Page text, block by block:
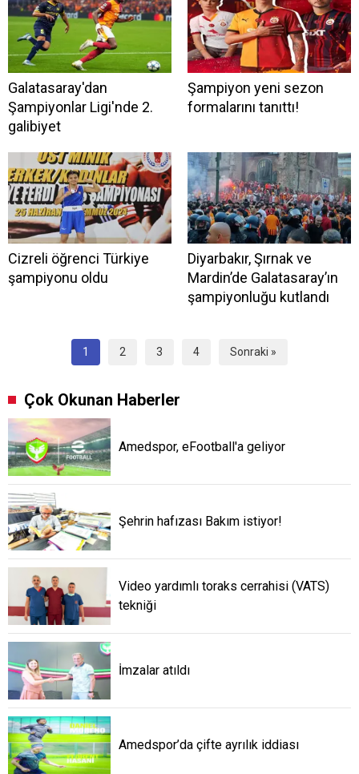
Galatasaray'dan
Şampiyonlar Ligi'nde 2.
galibiyet
Şampiyon yeni sezon
formalarını tanıttı!
Cizreli öğrenci Türkiye
şampiyonu oldu
Diyarbakır, Şırnak ve
Mardin’de Galatasaray’ın
şampiyonluğu kutlandı
1 2 3 4 Sonraki »
Çok Okunan Haberler
Amedspor, eFootball'a geliyor
Şehrin hafızası Bakım istiyor!
Video yardımlı toraks cerrahisi (VATS)
tekniği
İmzalar atıldı
Amedspor’da çifte ayrılık iddiası